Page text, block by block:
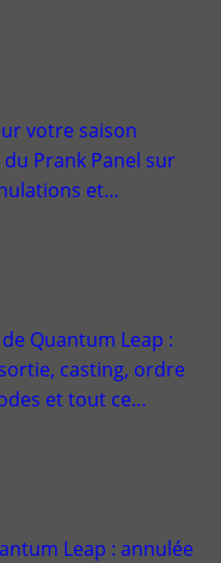
votre saison
Prank Panel sur
et…
Quantum Leap :
casting, ordre
et tout ce…
Leap : annulée